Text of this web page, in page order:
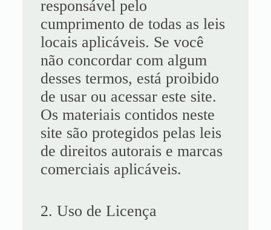
responsável pelo
cumprimento de todas as leis
locais aplicáveis. Se você
não concordar com algum
desses termos, está proibido
de usar ou acessar este site.
Os materiais contidos neste
site são protegidos pelas leis
de direitos autorais e marcas
comerciais aplicáveis.
2. Uso de Licença